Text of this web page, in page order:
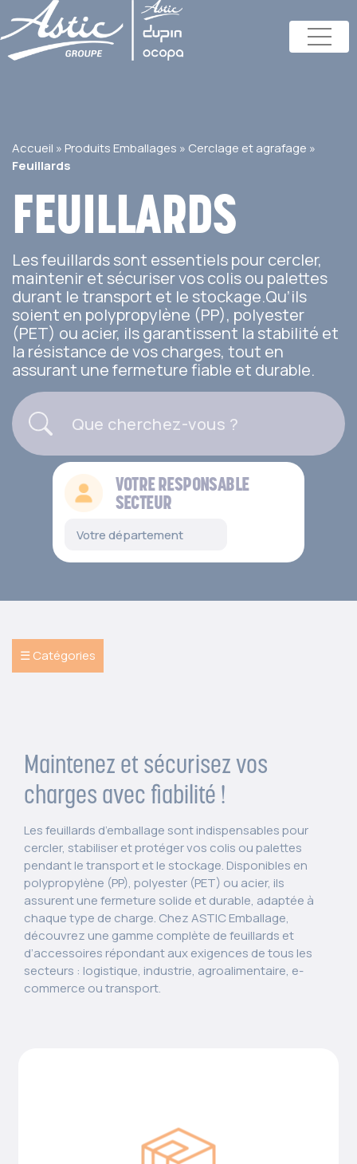
Accueil » Produits Emballages » Cerclage et agrafage »
Feuillards
FEUILLARDS
Les feuillards sont essentiels pour cercler,
maintenir et sécuriser vos colis ou palettes
durant le transport et le stockage.Qu’ils
soient en polypropylène (PP), polyester
(PET) ou acier, ils garantissent la stabilité et
la résistance de vos charges, tout en
assurant une fermeture fiable et durable.
VOTRE RESPONSABLE
SECTEUR
☰ Catégories
Maintenez et sécurisez vos
charges avec fiabilité !
Les feuillards d’emballage sont indispensables pour
cercler, stabiliser et protéger vos colis ou palettes
pendant le transport et le stockage. Disponibles en
polypropylène (PP), polyester (PET) ou acier, ils
assurent une fermeture solide et durable, adaptée à
chaque type de charge. Chez ASTIC Emballage,
découvrez une gamme complète de feuillards et
d’accessoires répondant aux exigences de tous les
secteurs : logistique, industrie, agroalimentaire, e-
commerce ou transport.